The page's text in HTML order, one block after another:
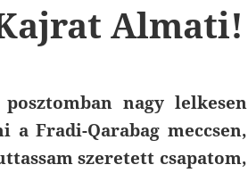
Almati!
nagy lelkesen
Fradi-Qarabag meccsen,
szeretett csapatom,